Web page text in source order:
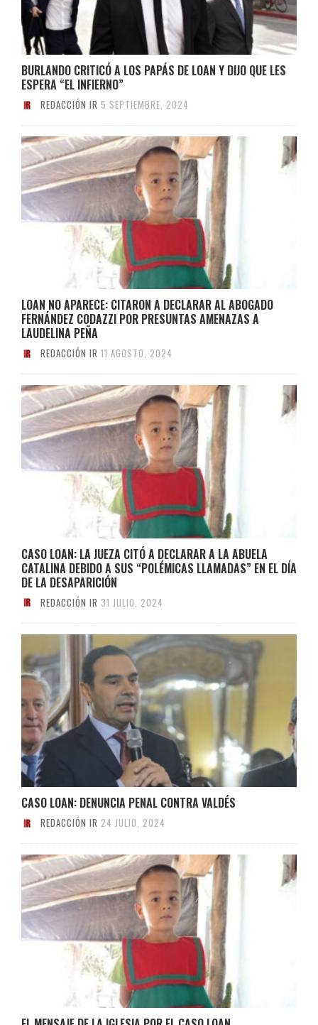
BURLANDO CRITICÓ A LOS PAPÁS DE LOAN Y DIJO QUE LES
ESPERA “EL INFIERNO”
REDACCIÓN IR 5 SEPTIEMBRE, 2024
LOAN NO APARECE: CITARON A DECLARAR AL ABOGADO
FERNÁNDEZ CODAZZI POR PRESUNTAS AMENAZAS A
LAUDELINA PEÑA
REDACCIÓN IR 11 AGOSTO, 2024
CASO LOAN: LA JUEZA CITÓ A DECLARAR A LA ABUELA
CATALINA DEBIDO A SUS “POLÉMICAS LLAMADAS” EN EL DÍA
DE LA DESAPARICIÓN
REDACCIÓN IR 31 JULIO, 2024
CASO LOAN: DENUNCIA PENAL CONTRA VALDÉS
REDACCIÓN IR 24 JULIO, 2024